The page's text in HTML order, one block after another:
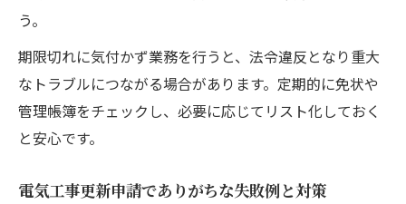
う。
期限切れに気付かず業務を行うと、法令違反となり重大
なトラブルにつながる場合があります。定期的に免状や
管理帳簿をチェックし、必要に応じてリスト化しておく
と安心です。
電気工事更新申請でありがちな失敗例と対策